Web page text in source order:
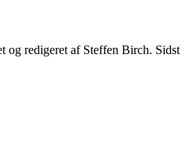
redigeret af Steffen Birch. Sidst